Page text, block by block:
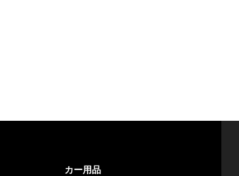
カー用品